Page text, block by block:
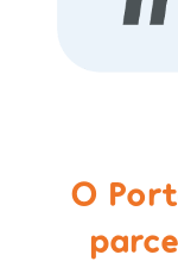
O